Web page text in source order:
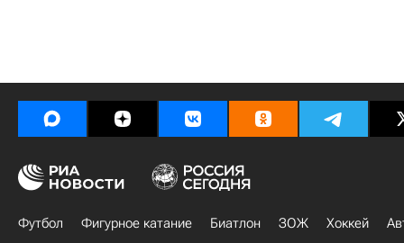
Футбол Фигурное катание Биатлон ЗОЖ Хоккей